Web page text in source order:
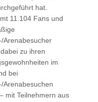
hat.
11.104 Fans und
Arenabesucher
zu ihren
im
bei
Arenabesuchen
mit Teilnehmern aus